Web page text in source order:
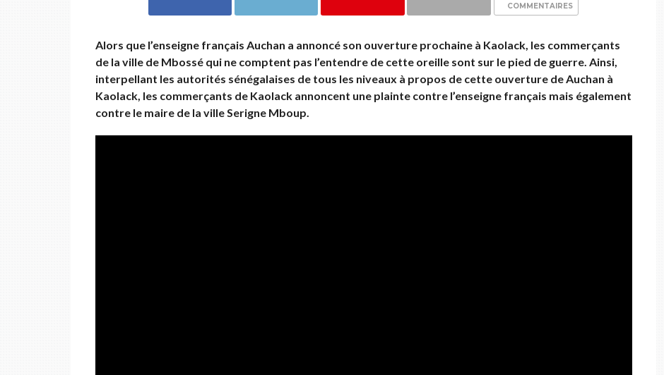
COMMENTAIRES
Alors que l’enseigne français Auchan a annoncé son ouverture prochaine à Kaolack, les commerçants
de la ville de Mbossé qui ne comptent pas l’entendre de cette oreille sont sur le pied de guerre. Ainsi,
interpellant les autorités sénégalaises de tous les niveaux à propos de cette ouverture de Auchan à
Kaolack, les commerçants de Kaolack annoncent une plainte contre l’enseigne français mais également
contre le maire de la ville Serigne Mboup.